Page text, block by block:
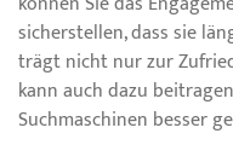
sicherstellen, dass sie
trägt nicht nur zur
kann auch dazu
Suchmaschinen besser